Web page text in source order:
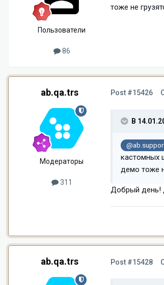
Пользователи
86
тоже не
ab.qa.trs
Модераторы
311
Post #15426
В
кастомных
демо тоже
Добрый день!
ab.qa.trs Post #15428